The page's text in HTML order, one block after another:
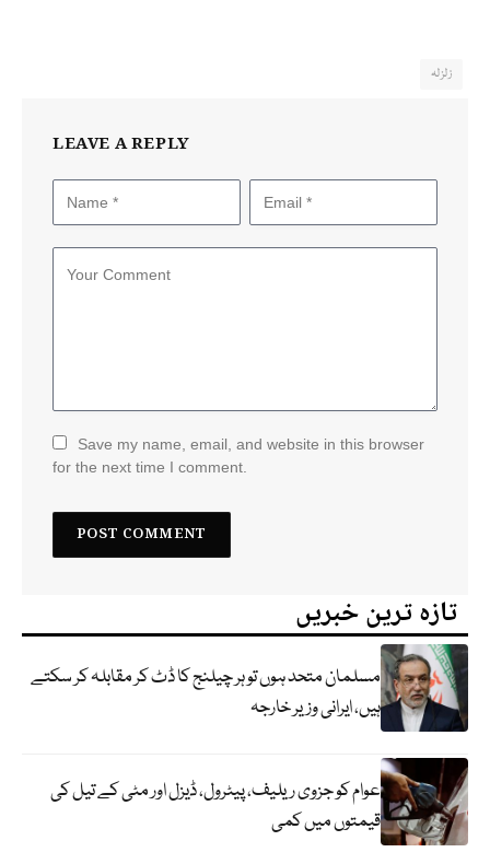
زلزلہ
LEAVE A REPLY
Save my name, email, and website in this browser
for the next time I comment.
تازہ ترین خبریں
مسلمان متحد ہوں تو ہر چیلنج کا ڈٹ کر مقابلہ کر سکتے
ہیں، ایرانی وزیر خارجہ
عوام کو جزوی ریلیف، پیٹرول، ڈیزل اور مٹی کے تیل کی
قیمتوں میں کمی